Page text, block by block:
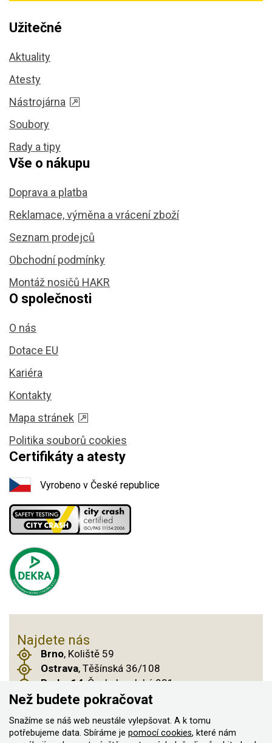
Užitečné
Aktuality
Atesty
Nástrojárna
Soubory
Rady a tipy
Vše o nákupu
Doprava a platba
Reklamace, výměna a vrácení zboží
Seznam prodejců
Obchodní podmínky
Montáž nosičů HAKR
O společnosti
O nás
Dotace EU
Kariéra
Kontakty
Mapa stránek
Politika souborů cookies
Certifikáty a atesty
Vyrobeno v České republice
Najdete nás
Brno, Koliště 59
Ostrava, Těšínská 36/108
Praha 14, Českobrodská 901
© 2011–2026 ASN Hakr Brno. Všechna práva
Než budete pokračovat
Snažíme se náš web neustále vylepšovat. A k tomu
potřebujeme data. Sbíráme je pomocí cookies, které nám